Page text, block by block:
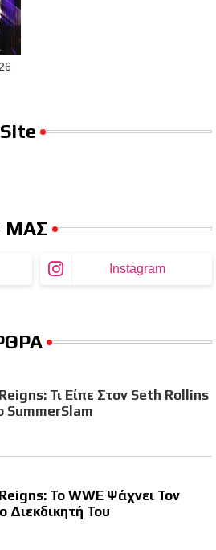
ΜΑΣ
Instagram
Τι Είπε Στον Seth Rollins
SummerSlam
Το WWE Ψάχνει Τον
Διεκδικητή Του